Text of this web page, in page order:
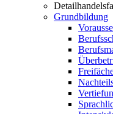
Grundbildung